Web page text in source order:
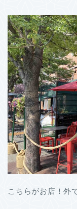
こちらがお店！外